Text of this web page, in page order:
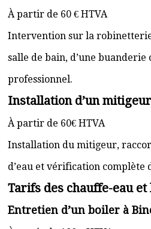
À partir de 60 € HTVA
Intervention sur la robinetterie
salle de bain, d’une buanderie
professionnel.
Installation d’un
À partir de 60€ HTVA
Installation du mitigeur,
d’eau et vérification complète
Tarifs des chauffe-eau
Entretien d’un boiler à